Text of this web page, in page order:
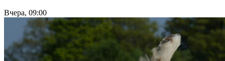
Вчера, 09:00